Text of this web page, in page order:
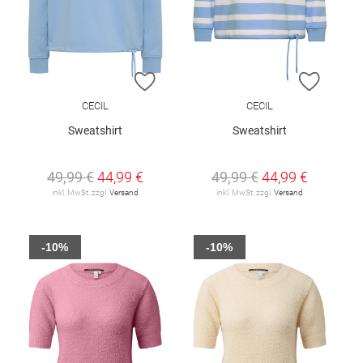
ZUR WUNSCHLISTE HINZUFÜGEN
CECIL
Sweatshirt
49,99 €44,99 €
inkl. MwSt. zzgl.Versand
ZUR
CECIL
Sweatshirt
49,99 €44,99 €
inkl. MwSt. zzgl.Versand
-10% -10%